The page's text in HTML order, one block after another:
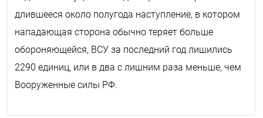
длившееся около полугода наступление, в котором
нападающая сторона обычно теряет больше
обороняющейся, ВСУ за последний год лишились
2290 единиц, или в два с лишним раза меньше, чем
Вооруженные силы РФ.